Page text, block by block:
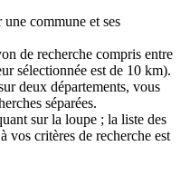
commune et ses
de recherche compris entre
sélectionnée est de 10 km).
deux départements, vous
séparées.
sur la loupe ; la liste des
vos critères de recherche est